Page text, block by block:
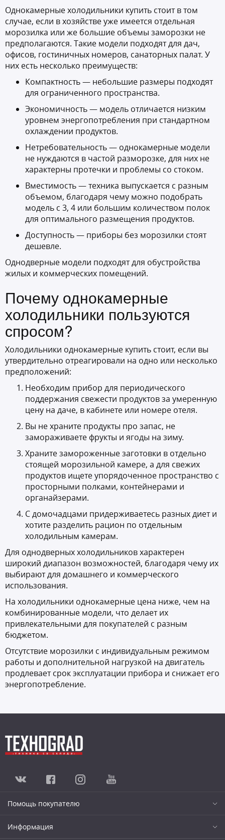
Однокамерные холодильники купить стоит в том
случае, если в хозяйстве уже имеется отдельная
морозилка или же большие объемы заморозки не
предполагаются. Такие модели подходят для дач,
офисов, гостиничных номеров, санаторных палат. У
них есть несколько преимуществ:
Компактность — небольшие размеры подходят
для ограниченного пространства.
Экономичность — модель отличается низким
уровнем энергопотребления при стандартном
охлаждении продуктов.
Нетребовательность — однокамерные модели
не нуждаются в частой разморозке, для них не
характерны протечки и проблемы со стоком.
Вместимость — техника выпускается с разным
объемом, благодаря чему можно подобрать
модель с 3, 4 или большим количеством полок
для оптимального размещения продуктов.
Доступность — приборы без морозилки стоят
дешевле.
Однодверные модели подходят для обустройства
жилых и коммерческих помещений.
Почему однокамерные
холодильники пользуются
спросом?
Холодильники однокамерные купить стоит, если вы
утвердительно отреагировали на одно или несколько
предположений:
Необходим прибор для периодического
поддержания свежести продуктов за умеренную
цену на даче, в кабинете или номере отеля.
Вы не храните продукты про запас, не
замораживаете фрукты и ягоды на зиму.
Храните замороженные заготовки в отдельно
стоящей морозильной камере, а для свежих
продуктов ищете упорядоченное пространство с
просторными полками, контейнерами и
органайзерами.
С домочадцами придерживаетесь разных диет и
хотите разделить рацион по отдельным
холодильным камерам.
Для однодверных холодильников характерен
широкий диапазон возможностей, благодаря чему их
выбирают для домашнего и коммерческого
использования.
На холодильники однокамерные цена ниже, чем на
комбинированные модели, что делает их
привлекательными для покупателей с разным
бюджетом.
Отсутствие морозилки с индивидуальным режимом
работы и дополнительной нагрузкой на двигатель
продлевает срок эксплуатации прибора и снижает его
энергопотребление.
Помощь покупателю
Информация